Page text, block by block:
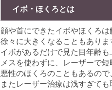
イボ・ほくろとは
顔や首にできたイボやほくろは
徐々に大きくなることもありま
イボがあるだけで見た目年齢も
メスを使わずに、レーザーで
悪性のほくろのこともあるの
またレーザー治療は浅すぎて